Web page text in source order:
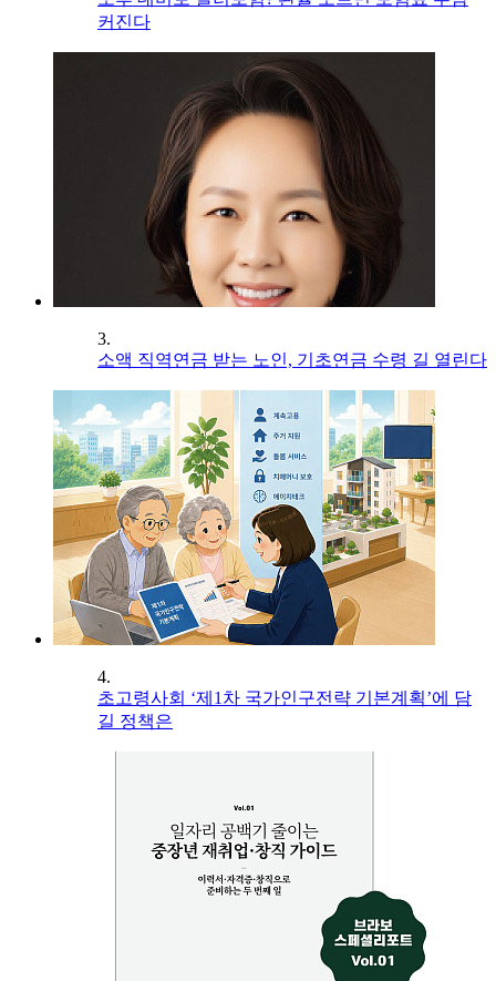
커진다
3.
소액 직역연금 받는 노인, 기초연금 수령 길 열린다
4.
초고령사회 ‘제1차 국가인구전략 기본계획’에 담
길 정책은